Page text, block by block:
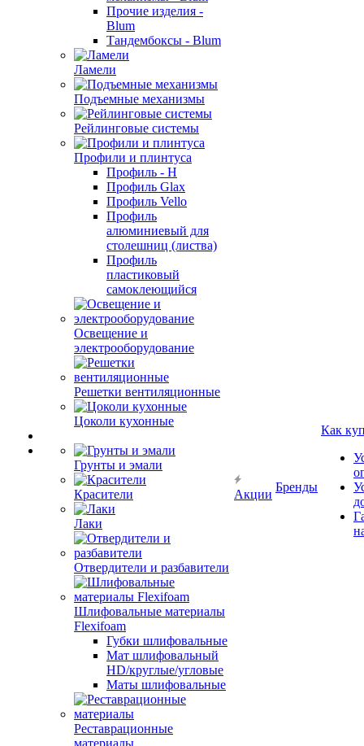
Прочие изделия -
Blum
Тандембоксы - Blum
Ламели
Подъемные механизмы
Рейлинговые системы
Профили и плинтуса
Профиль - H
Профиль Glax
Профиль Vello
Профиль
алюминиевый для
столешниц (листва)
Профиль
пластиковый
самоклеющийся
Освещение и
электрооборудование
Решетки вентиляционные
Цоколи кухонные
Грунты и эмали
Красители
Лаки
Отвердители и разбавители
Шлифовальные материалы
Flexifoam
Губки шлифовальные
Мат шлифовальный
HD/круглые/угловые
Маты шлифовальные
Реставрационные
материалы
Акции
Бренды
Как